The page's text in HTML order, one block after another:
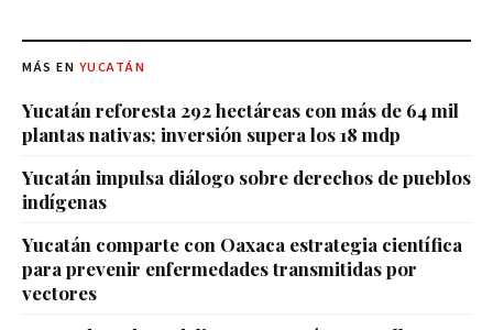
MÁS EN YUCATÁN
Yucatán reforesta 292 hectáreas con más de 64 mil
plantas nativas; inversión supera los 18 mdp
Yucatán impulsa diálogo sobre derechos de pueblos
indígenas
Yucatán comparte con Oaxaca estrategia científica
para prevenir enfermedades transmitidas por
vectores